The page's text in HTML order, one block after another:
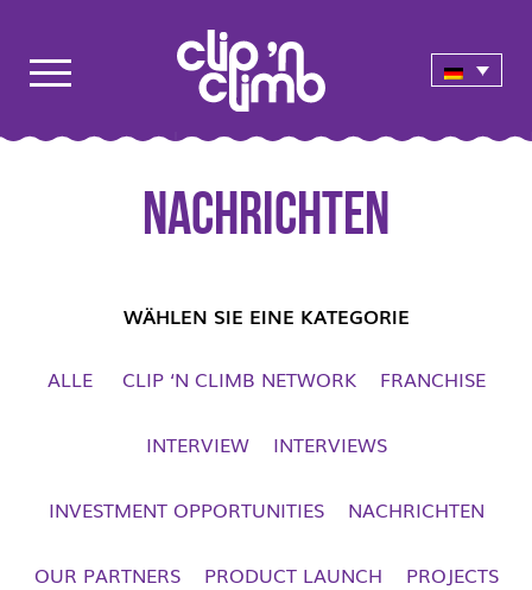
Nachrichten
WÄHLEN SIE EINE KATEGORIE
ALLE CLIP ‘N CLIMB NETWORK FRANCHISE
INTERVIEW INTERVIEWS
INVESTMENT OPPORTUNITIES NACHRICHTEN
OUR PARTNERS PRODUCT LAUNCH PROJECTS